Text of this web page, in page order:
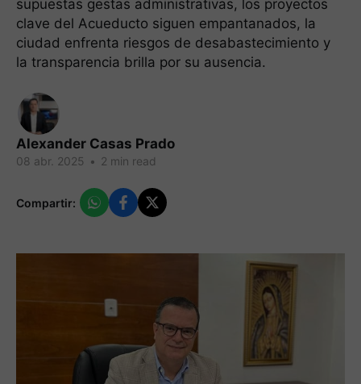
supuestas gestas administrativas, los proyectos
clave del Acueducto siguen empantanados, la
ciudad enfrenta riesgos de desabastecimiento y
la transparencia brilla por su ausencia.
Alexander Casas Prado
08 abr. 2025 • 2 min read
Compartir: